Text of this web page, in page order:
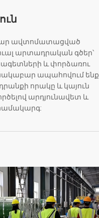
ավտոմատացված
արտադրական գծեր՝
և փորձառու
ապահովում ենք
որակը և կայուն
արդյունավետ և